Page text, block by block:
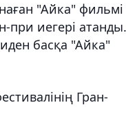
"Айка" фильмі
при иегері атанды.
басқа "Айка"
Гран-